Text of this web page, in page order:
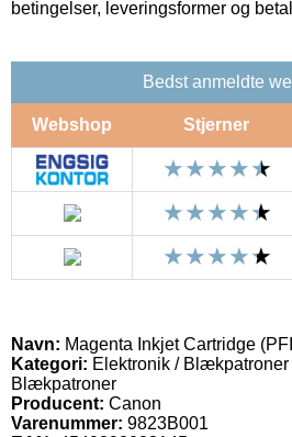
betingelser, leveringsformer og
Bedst anmeldte
Webshop Stjerner
Navn: Magenta Inkjet Cartridge
Kategori: Elektronik / Blækpatroner
Blækpatroner
Producent: Canon
Varenummer: 9823B001